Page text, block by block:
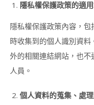
師
紹
INSTRUCTOR
INTRODUCTION
師
隱私權保護政策的適
隱私權保護政策內容，
時收集到的個人識別資
外的相關連結網站，也
人員。
個人資料的蒐集、處